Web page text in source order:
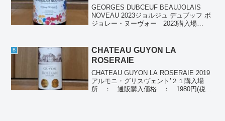
GEORGES DUBCEUF BEAUJOLAIS
NOVEAU 2023ジョルジュ デュブッフ ボ
ジョレー・ヌーヴォー 2023購入場
2023/12...
B
CHATEAU GUYON LA
ROSERAIE
CHATEAU GUYON LA ROSERAIE 2019
アルモニ・グリスヴェント’２１購入場
所 ： 通販購入価格 ： 1980円(税